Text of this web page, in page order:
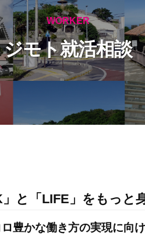
WORKER
ジモト就活相談
」と「LIFE」をもっと
ロ豊かな働き方の実現に向